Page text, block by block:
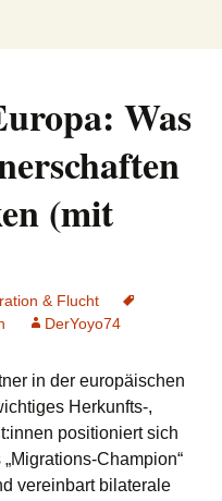
und mit Bezug
Was
(mit
& Flucht
DerYoyo74
in der europäischen
Herkunfts-,
positioniert sich
Champion“
vereinbart bilaterale